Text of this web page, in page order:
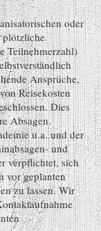
oder
plötzliche
Teilnehmerzahl)
Ansprüche,
Reisekosten
Dies
Absagen.
u.a. und der
und
verpflichtet, sich
vor geplanten
zu lassen. Wir